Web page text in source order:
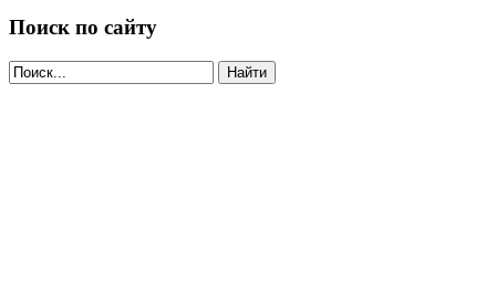
Поиск по сайту
Найти